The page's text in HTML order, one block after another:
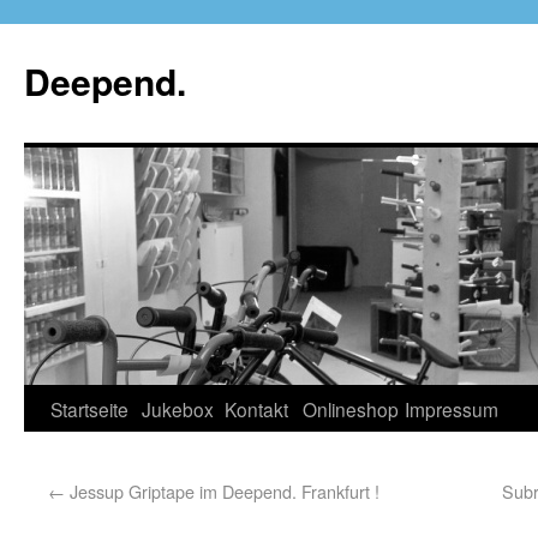
Deepend.
Startseite Jukebox Kontakt Onlineshop Impressum
← Jessup Griptape im Deepend. Frankfurt !